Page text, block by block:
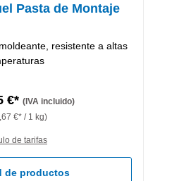
Pasta de Montaje
resistente a altas
€* (IVA incluido)
€* / 1 kg)
de tarifas
de productos